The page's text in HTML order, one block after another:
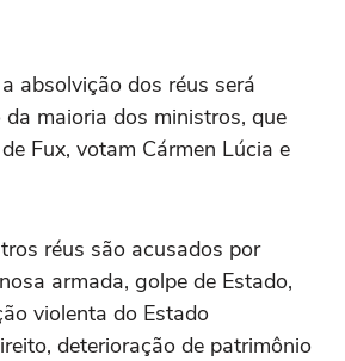
absolvição dos réus será
maioria dos ministros, que
Fux, votam Cármen Lúcia e
réus são acusados por
armada, golpe de Estado,
violenta do Estado
deterioração de patrimônio